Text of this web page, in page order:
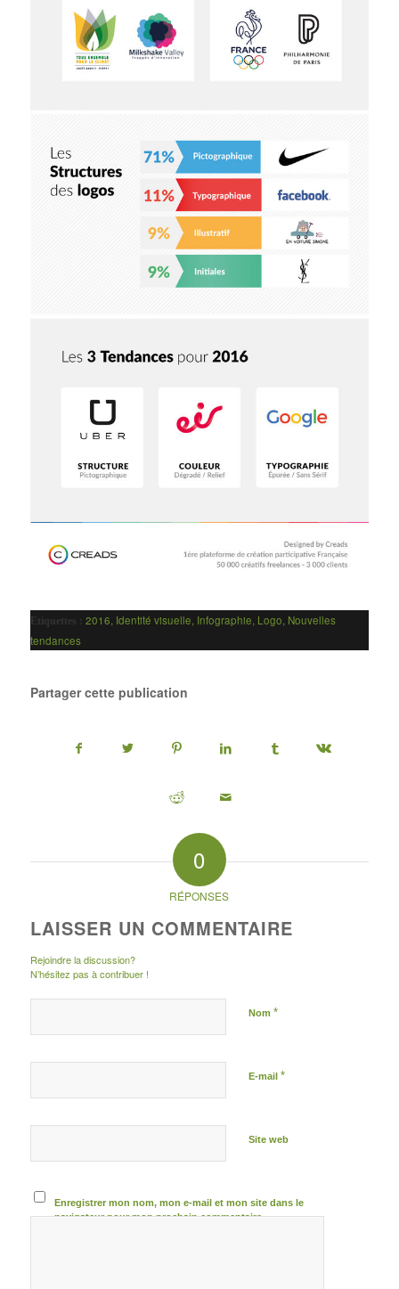
Etiquettes : 2016, Identité visuelle, Infographie, Logo, Nouvelles
tendances
Partager cette publication
0
RÉPONSES
LAISSER UN COMMENTAIRE
Rejoindre la discussion?
N’hésitez pas à contribuer !
Nom *
E-mail *
Site web
Enregistrer mon nom, mon e-mail et mon site dans le
navigateur pour mon prochain commentaire.